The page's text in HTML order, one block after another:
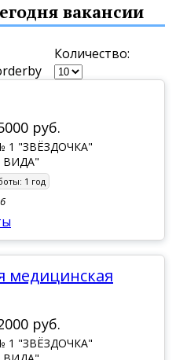
вакансии
Количество:
руб.
"ЗВЁЗДОЧКА"
1 год
руб.
"ЗВЁЗДОЧКА"